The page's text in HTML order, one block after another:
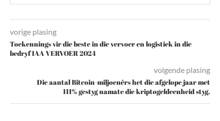
vorige plasing
Toekennings vir die beste in die vervoer en logistiek in die
bedryf IAA VERVOER 2024
volgende plasing
Die aantal Bitcoin-miljoenêrs het die afgelope jaar met
111% gestyg namate die kriptogeldeenheid styg.